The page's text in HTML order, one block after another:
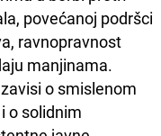
povećanoj podršci
ravnopravnost
manjinama.
o smislenom
o solidnim